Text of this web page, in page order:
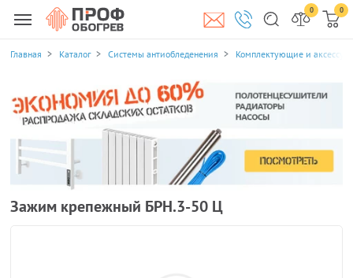
0 0
Главная Каталог Системы антиобледенения Комплектующие и
Зажим крепежный БРН.3-50 Ц